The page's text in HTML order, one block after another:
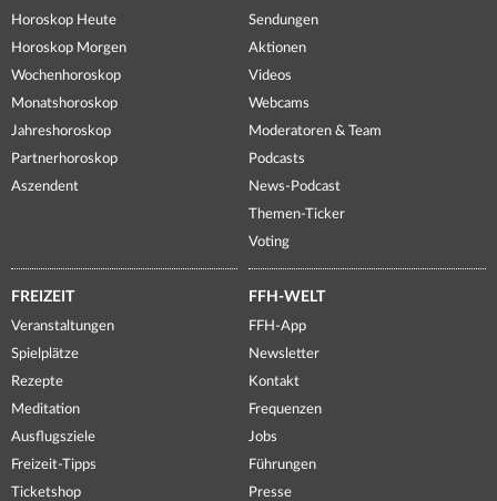
Horoskop Heute
Horoskop Morgen
Wochenhoroskop
Monatshoroskop
Jahreshoroskop
Partnerhoroskop
Aszendent
Sendungen
Aktionen
Videos
Webcams
Moderatoren & Team
Podcasts
News-Podcast
Themen-Ticker
Voting
FREIZEIT
Veranstaltungen
Spielplätze
Rezepte
Meditation
Ausflugsziele
Freizeit-Tipps
Ticketshop
FFH-WELT
FFH-App
Newsletter
Kontakt
Frequenzen
Jobs
Führungen
Presse